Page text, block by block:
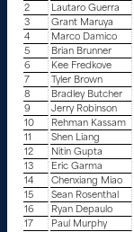
2
Lautaro Guerra
3
Grant Maruya
4
Marco Damico
5
Brian Brunner
6
Kee Fredkove
7
Tyler Brown
8
Bradley Butcher
9
Jerry Robinson
10
Rehman Kassam
11
Shen Liang
12
Nitin Gupta
13
Eric Garma
14
Chenxiang Miao
15
Sean Rosenthal
16
Ryan Depaulo
17
Paul Murphy